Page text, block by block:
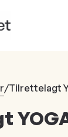
/Tilrettelagt